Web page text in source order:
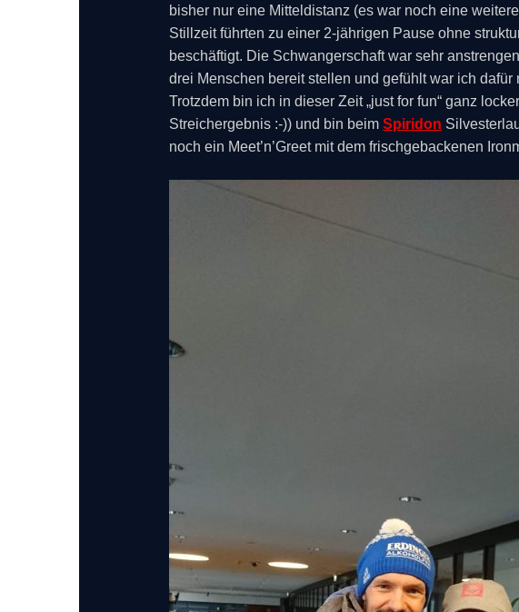
bisher nur eine Mitteldistanz (es war noch eine
Stillzeit führten zu einer 2-jährigen Pause ohne
beschäftigt. Die Schwangerschaft war sehr
drei Menschen bereit stellen und gefühlt war ich
Trotzdem bin ich in dieser Zeit „just for fun“ ganz
Streichergebnis :-)) und bin beimSpiridon
noch ein Meet’n’Greet mit dem frischgebackenen